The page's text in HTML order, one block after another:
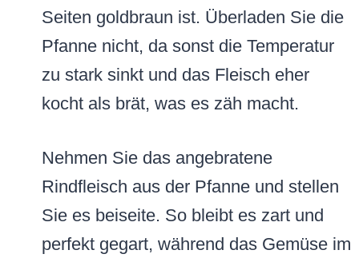
Seiten goldbraun ist. Überladen Sie die
Pfanne nicht, da sonst die Temperatur
zu stark sinkt und das Fleisch eher
kocht als brät, was es zäh macht.
Nehmen Sie das angebratene
Rindfleisch aus der Pfanne und stellen
Sie es beiseite. So bleibt es zart und
perfekt gegart, während das Gemüse im